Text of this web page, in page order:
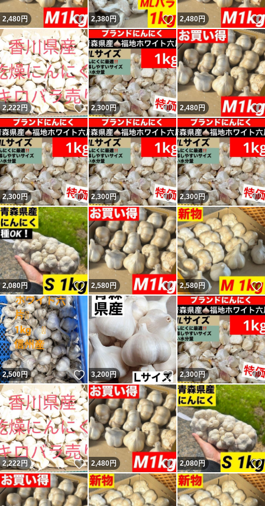
2,480円 いいね！
2,380円 いいね！
2,480円
2,222円 いいね！
2,300円 いいね！
2,480円
2,300円 いいね！
2,300円 いいね！
2,300円
2,080円 いいね！
2,580円 いいね！
2,580円
2,500円 いいね！
3,200円 いいね！
2,300円
2,222円 いいね！
2,480円 いいね！
2,080円